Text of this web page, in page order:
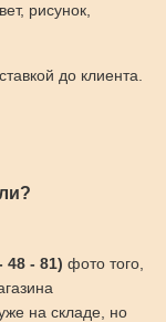
рисунок,
до клиента.
48 - 81) фото того,
на складе, но